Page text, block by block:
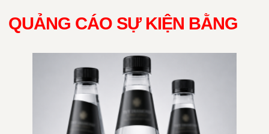
QUẢNG CÁO SỰ KIỆN BẰNG